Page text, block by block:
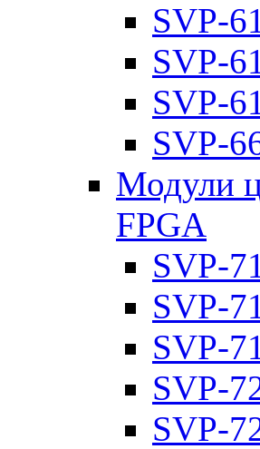
SVP-
SVP-
SVP-
SVP-
Модули
FPGA
SVP-
SVP-
SVP-
SVP-
SVP-